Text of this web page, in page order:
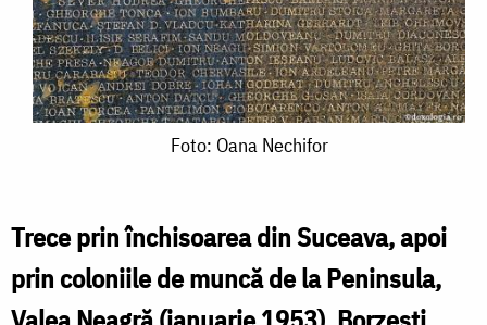
Foto: Oana Nechifor
Trece prin închisoarea din Suceava, apoi
prin coloniile de muncă de la Peninsula,